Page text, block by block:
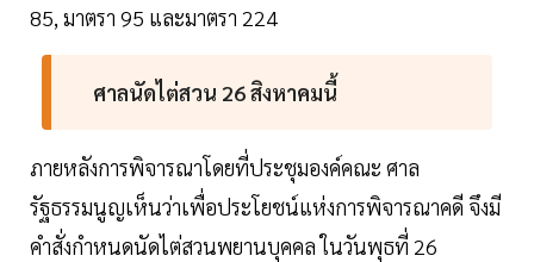
85, มาตรา 95 และมาตรา 224
ศาลนัดไต่สวน 26 สิงหาคมนี้
ภายหลังการพิจารณาโดยที่ประชุมองค์คณะ ศาล
รัฐธรรมนูญเห็นว่าเพื่อประโยชน์แห่งการพิจารณาคดี จึงมี
คำสั่งกำหนดนัดไต่สวนพยานบุคคล ในวันพุธที่ 26